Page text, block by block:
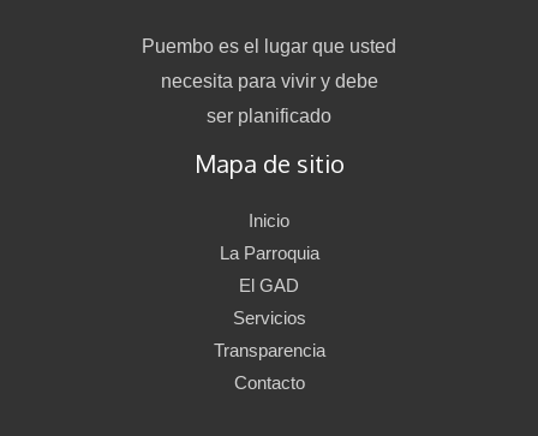
Puembo es el lugar que usted
necesita para vivir y debe
ser planificado
Mapa de sitio
Inicio
La Parroquia
El GAD
Servicios
Transparencia
Contacto